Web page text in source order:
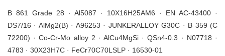
B 861 Grade 28 · Al5087 · 10Х16Н25АМ6 · EN AC-43400 ·
DS7/16 · AlMg2(B) · A96253 · JUNKERALLOY G30C · B 359 (C
72200) · Co-Cr-Mo alloy 2 · AlCu4MgSi · QSn4-0.3 · N07718 ·
4783 · 30Х23Н7С · FeCr70C70LSLP · 16530-01